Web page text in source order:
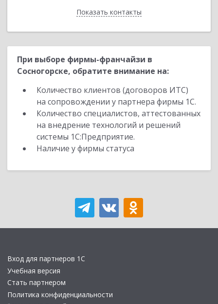
Показать контакты
Назад
При выборе фирмы-франчайзи в
Сосногорске, обратите внимание на:
Количество клиентов (договоров ИТС)
на сопровождении у партнера фирмы 1С.
Количество специалистов, аттестованных
на внедрение технологий и решений
системы 1С:Предприятие.
Наличие у фирмы статуса
Вход для партнеров 1С
Учебная версия
Стать партнером
Политика конфиденциальности